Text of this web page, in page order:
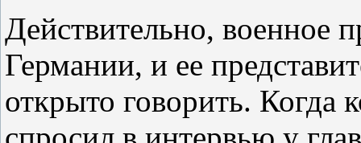
Действительно, военное
Германии, и ее
открыто говорить. Когда